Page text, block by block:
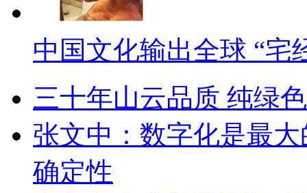
中国文化输出全球 “宅
三十年山云品质 纯绿
张文中：数字化是最
确定性